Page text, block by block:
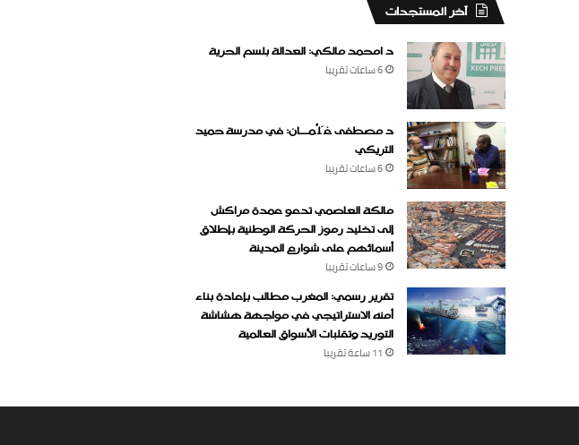
‏آخر المستجدات
د امحمد مالكي: العدالة بلسم الحرية
6 ساعات ‏تقريبا
د مصطفى غَلْمـــان: في مدرسة حميد
التريكي
6 ساعات ‏تقريبا
مالكة العاصمي تدعو عمدة مراكش
إلى تخليد رموز الحركة الوطنية بإطلاق
أسمائهم على شوارع المدينة
9 ساعات ‏تقريبا
تقرير رسمي: المغرب مطالب بإعادة بناء
أمنه الاستراتيجي في مواجهة هشاشة
التوريد وتقلبات الأسواق العالمية
11 ساعة ‏تقريبا